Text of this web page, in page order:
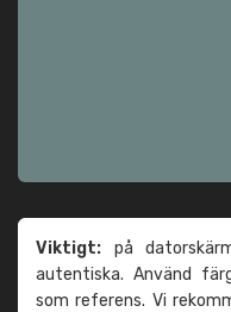
Viktigt: på
autentiska. Använd
som referens. Vi